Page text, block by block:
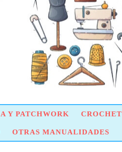
Y PATCHWORK CROCHET
OTRAS MANUALIDADES